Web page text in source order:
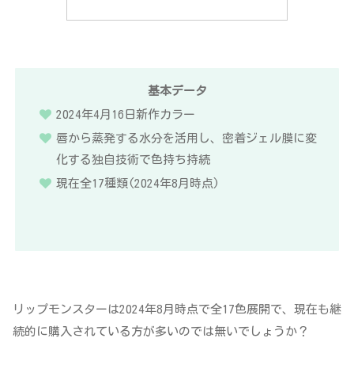
基本データ
2024年4月16日新作カラー
唇から蒸発する水分を活用し、密着ジェル膜に変
化する独自技術で色持ち持続
現在全17種類(2024年8月時点)
リップモンスターは2024年8月時点で全17色展開で、現在も継
続的に購入されている方が多いのでは無いでしょうか？